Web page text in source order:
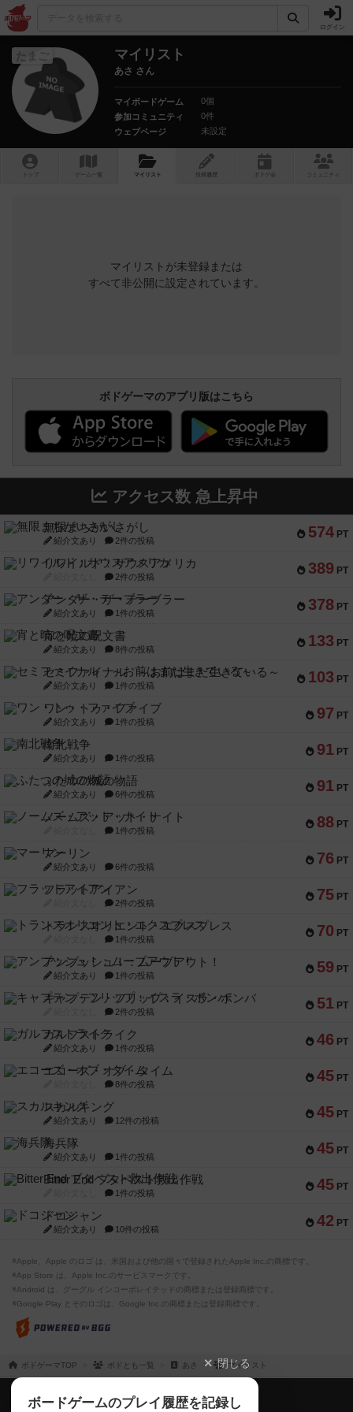
ログイン
たまご マイリスト
あさ さん
マイボードゲーム
0個
参加コミュニティ
0件
ウェブページ
未設定
トップ ゲーム一覧 マイリスト 投稿履歴 ボ ドゲ コミュニティ
マイリストが未登録または
すべて非公開に設定されています。
ボドゲーマのアプリ版はこちら
アクセス数 急上昇中
574 PT
無限まちがいさがし
紹介文あり 2件の投稿
389 PT
リワイルド：サウスアメリカ
2件の投稿
378 PT
アンダー・ザ・テーブラー
紹介文あり 1件の投稿
133 PT
宵と暁の呪文書
紹介文あり 8件の投稿
103 PT
セミファイナル ～お前はまだ生きている～
紹介文あり 1件の投稿
97 PT
ワン・トゥ・ファイブ
紹介文あり 1件の投稿
91 PT
南北戦争
紹介文あり 1件の投稿
91 PT
ふたつの城の物語
紹介文あり 6件の投稿
88 PT
ノームズ・アット・ナイト
1件の投稿
76 PT
マーリン
紹介文あり 6件の投稿
75 PT
フラットアイアン
2件の投稿
70 PT
トランスオリエント・エクスプレス
1件の投稿
59 PT
アンブッシュ！：ムーブアウト！
紹介文あり 1件の投稿
51 PT
キャプテン・フリップ：イスラ・ボンバ
2件の投稿
46 PT
ガルフストライク
紹介文あり 1件の投稿
45 PT
エコーズ・オブ・タイム
8件の投稿
45 PT
スカルキング
紹介文あり 12件の投稿
45 PT
海兵隊
紹介文あり 1件の投稿
45 PT
Bitter End ブタペスト救出作戦
1件の投稿
42 PT
ドコジャン
紹介文あり 10件の投稿
※Apple、Apple のロゴ は、米国および他の国々で登録されたApple Inc.の商標です。
※App Store は、Apple Inc.のサービスマークです。
※Android は、グーグル インコーポレイテッドの商標または登録商標です。
※Google Play とそのロゴは、Google Inc.の商標または登録商標です。
ボドゲーマTOP ボドとも一覧 あさ マイリスト
閉じる
ボードゲームのプレイ履歴を記録し
ボドゲーマTOP